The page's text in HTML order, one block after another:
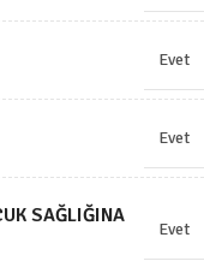
Evet
Evet
SAĞLIĞINA
Evet